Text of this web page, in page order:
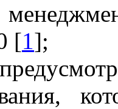
[1];